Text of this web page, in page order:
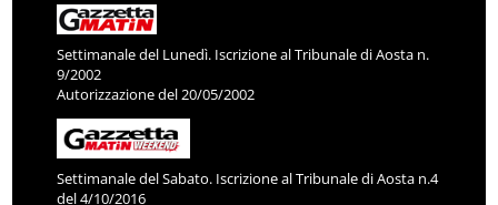
Settimanale del Lunedì. Iscrizione al Tribunale di Aosta n.
9/2002
Autorizzazione del 20/05/2002
Settimanale del Sabato. Iscrizione al Tribunale di Aosta n.4
del 4/10/2016